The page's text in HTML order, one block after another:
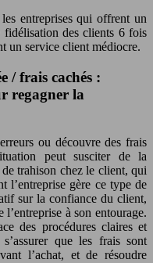
entreprises qui offrent un
des clients 6 fois
un service client médiocre.
/ frais cachés :
regagner la
ou découvre des frais
peut susciter de la
trahison chez le client, qui
l’entreprise gère ce type de
sur la confiance du client,
à son entourage.
des procédures claires et
que les frais sont
l’achat, et de résoudre